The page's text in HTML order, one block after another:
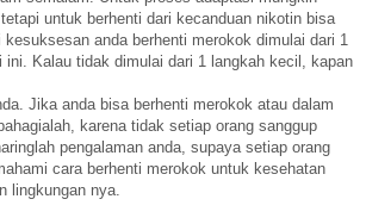
untuk berhenti dari kecanduan nikotin bisa
kesuksesan anda berhenti merokok dimulai dari 1
ini. Kalau tidak dimulai dari 1 langkah kecil, kapan
Jika anda bisa berhenti merokok atau dalam
karena tidak setiap orang sanggup
pengalaman anda, supaya setiap orang
cara berhenti merokok untuk kesehatan
lingkungan nya.